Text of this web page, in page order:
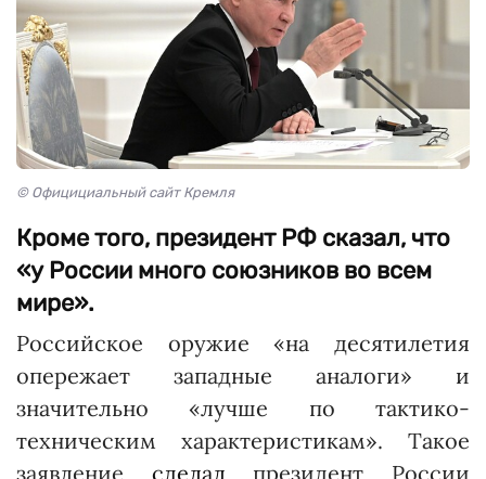
© Официциальный сайт Кремля
Кроме того, президент РФ сказал, что
«у России много союзников во всем
мире».
Российское оружие «на десятилетия
опережает западные аналоги» и
значительно «лучше по тактико-
техническим характеристикам». Такое
заявление сделал президент России